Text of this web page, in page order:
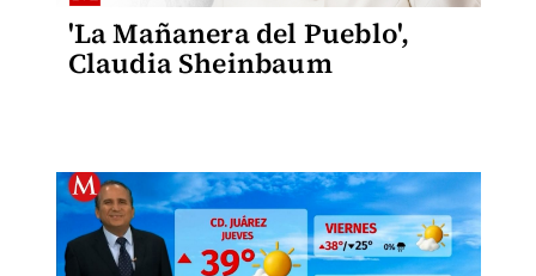
'La Mañanera del Pueblo',
Claudia Sheinbaum